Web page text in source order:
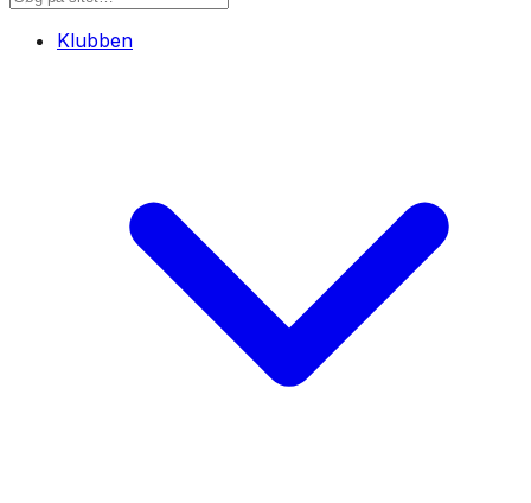
Klubben